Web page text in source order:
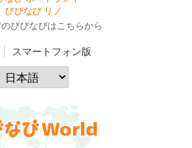
びびなび リノ
びびなびはこちらから
スマートフォン版